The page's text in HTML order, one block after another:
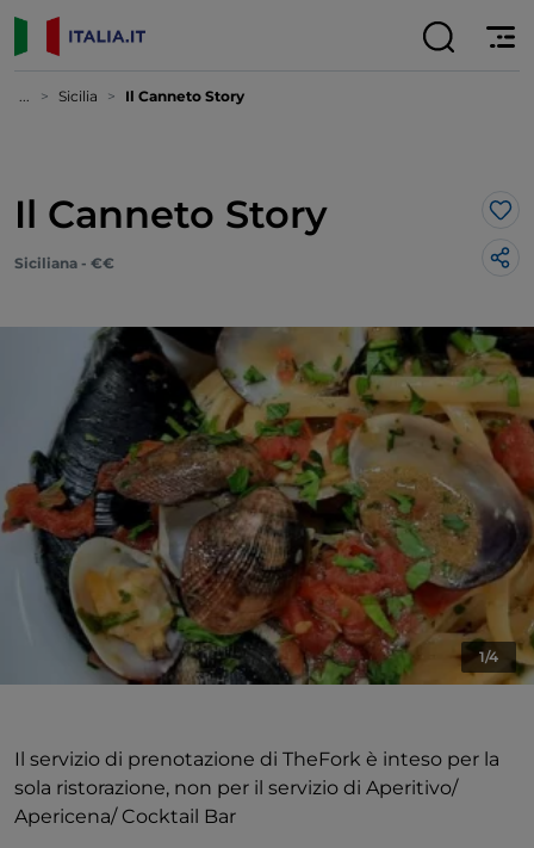
... Sicilia Il Canneto Story
Il Canneto Story
Siciliana - €€
1/4
Il servizio di prenotazione di TheFork è inteso per la
sola ristorazione, non per il servizio di Aperitivo/
Apericena/ Cocktail Bar